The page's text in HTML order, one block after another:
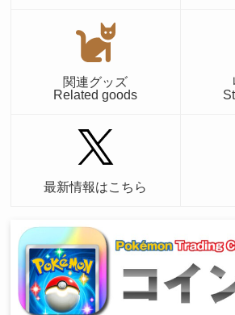
関連グッズ
Related goods
最新情報はこちら